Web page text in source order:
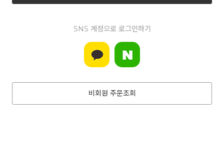
SNS 계정으로 로그인하기
비회원 주문조회